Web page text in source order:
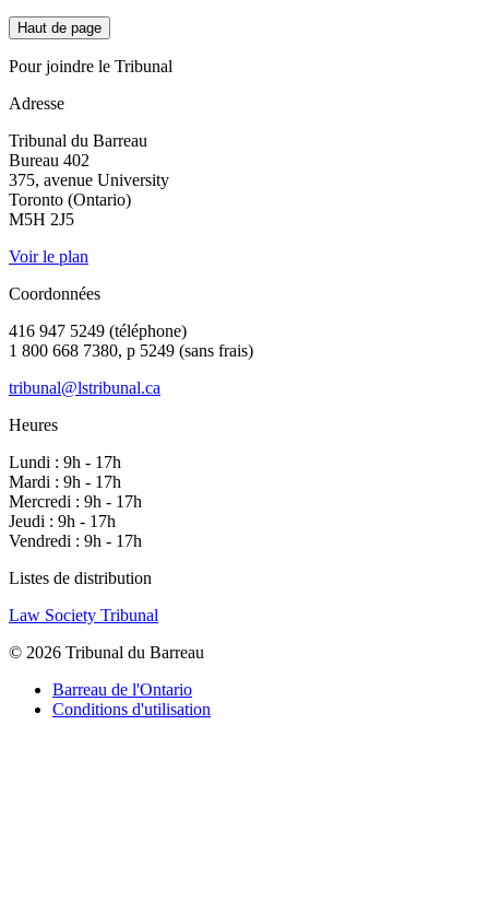
Haut de page
Pour joindre le Tribunal
Adresse
Tribunal du Barreau
Bureau 402
375, avenue University
Toronto (Ontario)
M5H 2J5
Voir le plan
Coordonnées
416 947 5249 (téléphone)
1 800 668 7380, p 5249 (sans frais)
tribunal@lstribunal.ca
Heures
Lundi : 9h - 17h
Mardi : 9h - 17h
Mercredi : 9h - 17h
Jeudi : 9h - 17h
Vendredi : 9h - 17h
Listes de distribution
Law Society Tribunal
© 2026 Tribunal du Barreau
Barreau de l'Ontario
Conditions d'utilisation